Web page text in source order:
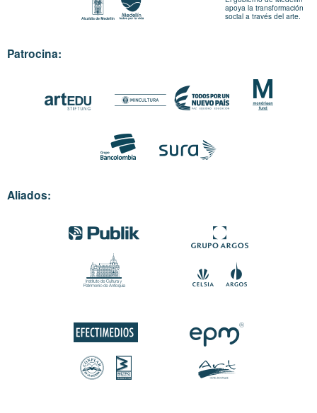
apoya la transformación
social a través del arte.
Patrocina:
Aliados: